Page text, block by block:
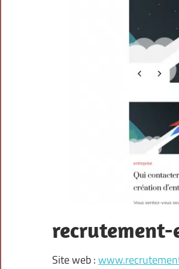
recrutement-
Site web :